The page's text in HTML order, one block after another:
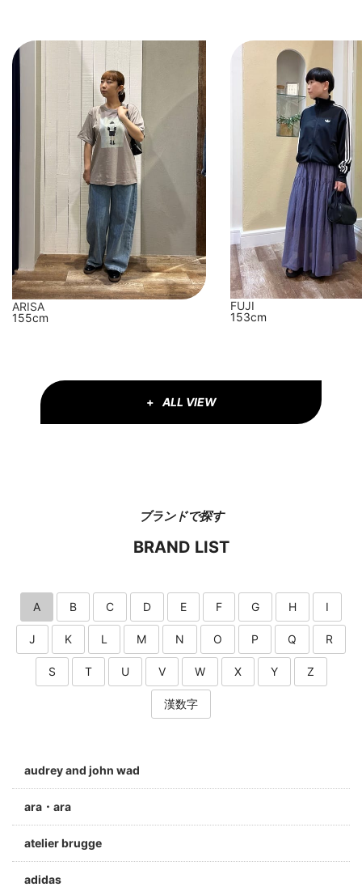
ARISA
155cm
FUJI
153cm
ALL VIEW
ブランドで探す
BRAND LIST
A B C D E F G H I
J K L M N O P Q R
S T U V W X Y Z
漢数字
audrey and john wad
ara・ara
atelier brugge
adidas